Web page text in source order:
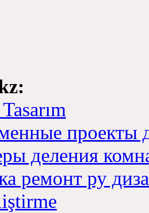
проекты
деления
ремонт ру